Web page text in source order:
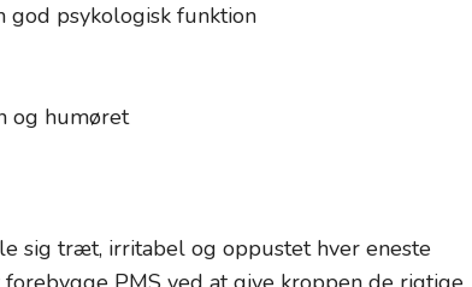
god psykologisk funktion
og humøret
sig træt, irritabel og oppustet hver eneste